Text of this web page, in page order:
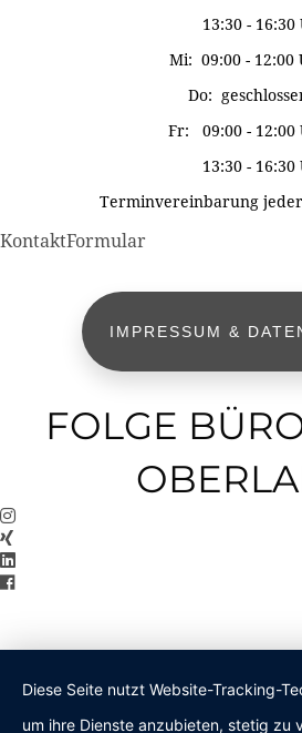
13:30 - 16:30
Mi: 09:00 - 12:00
Do:
Fr: 09:00 - 12:00
13:30 - 16:30
Terminvereinbarung
KontaktFormular
IMPRESSUM &
FOLGE
Diese Seite nutzt Website-Tracking-
um ihre Dienste anzubieten, stetig zu